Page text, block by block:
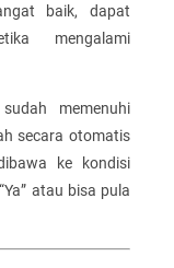
baik, dapat
mengalami
memenuhi
secara otomatis
ke kondisi
atau bisa pula